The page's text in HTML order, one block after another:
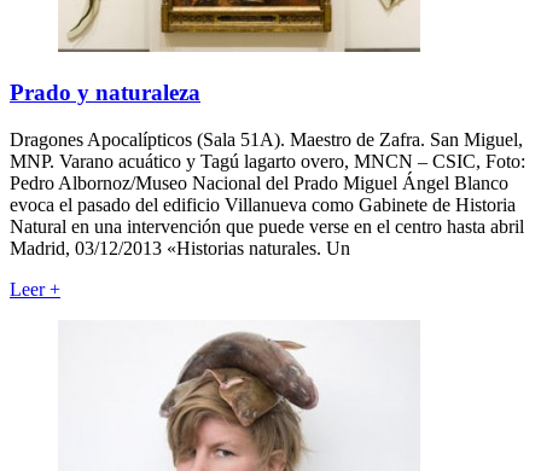
Prado y naturaleza
Dragones Apocalípticos (Sala 51A). Maestro de Zafra. San Miguel,
MNP. Varano acuático y Tagú lagarto overo, MNCN – CSIC, Foto:
Pedro Albornoz/Museo Nacional del Prado Miguel Ángel Blanco
evoca el pasado del edificio Villanueva como Gabinete de Historia
Natural en una intervención que puede verse en el centro hasta abril
Madrid, 03/12/2013 «Historias naturales. Un
Leer+